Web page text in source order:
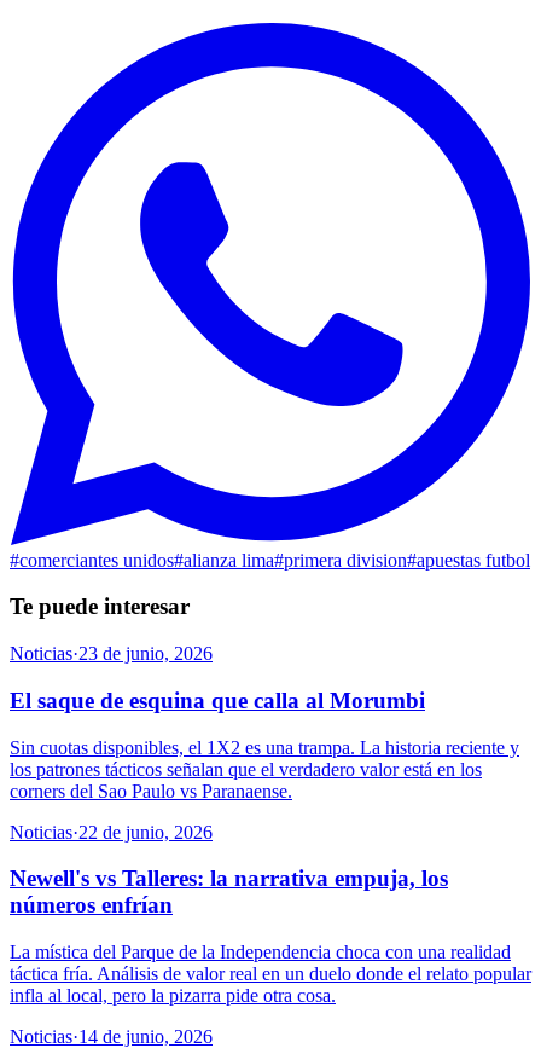
#comerciantes unidos#alianza lima#primera division#apuestas futbol
Te puede interesar
Noticias·23 de junio, 2026
El saque de esquina que calla al Morumbi
Sin cuotas disponibles, el 1X2 es una trampa. La historia reciente y
los patrones tácticos señalan que el verdadero valor está en los
corners del Sao Paulo vs Paranaense.
Noticias·22 de junio, 2026
Newell's vs Talleres: la narrativa empuja, los
números enfrían
La mística del Parque de la Independencia choca con una realidad
táctica fría. Análisis de valor real en un duelo donde el relato popular
infla al local, pero la pizarra pide otra cosa.
Noticias·14 de junio, 2026